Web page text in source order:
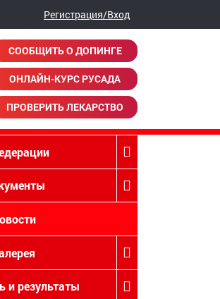
Регистрация/Вход
СООБЩИТЬ О ДОПИНГЕ
ОНЛАЙН-КУРС РУСАДА
ПРОВЕРИТЬ ЛЕКАРСТВО
и результаты